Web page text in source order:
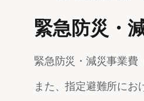
緊急防災・
緊急防災・減災事業費
また、指定避難所にお